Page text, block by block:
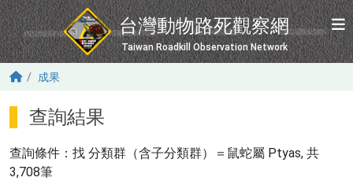
移至主內容
台灣動物路死觀察網
Taiwan Roadkill Observation Network
成果
查詢結果
查詢條件：找 分類群（含子分類群）＝鼠蛇屬 Ptyas, 共
3,708筆